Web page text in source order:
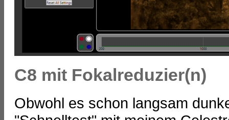
C8 mit Fokalreduzier(n)
Obwohl es schon langsam